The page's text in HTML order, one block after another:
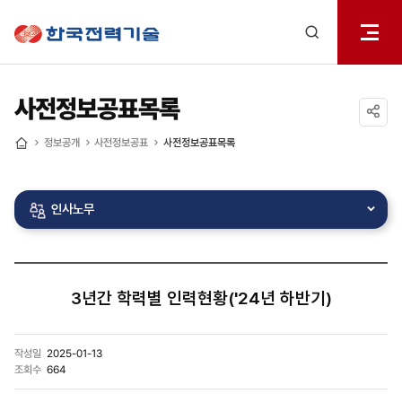
열기
사전정보공표목록
정보공개 사전정보공표 사전정보공표목록
인사노무
3년간 학력별 인력현황('24년 하반기)
작성일 2025-01-13
조회수 664